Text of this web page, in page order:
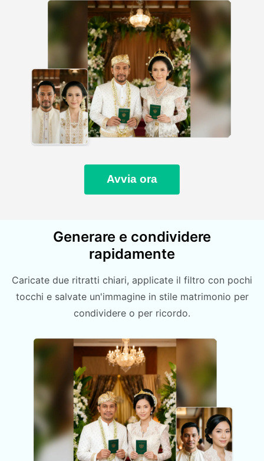
Avvia ora
Generare e condividere
rapidamente
Caricate due ritratti chiari, applicate il filtro con pochi
tocchi e salvate un'immagine in stile matrimonio per
condividere o per ricordo.